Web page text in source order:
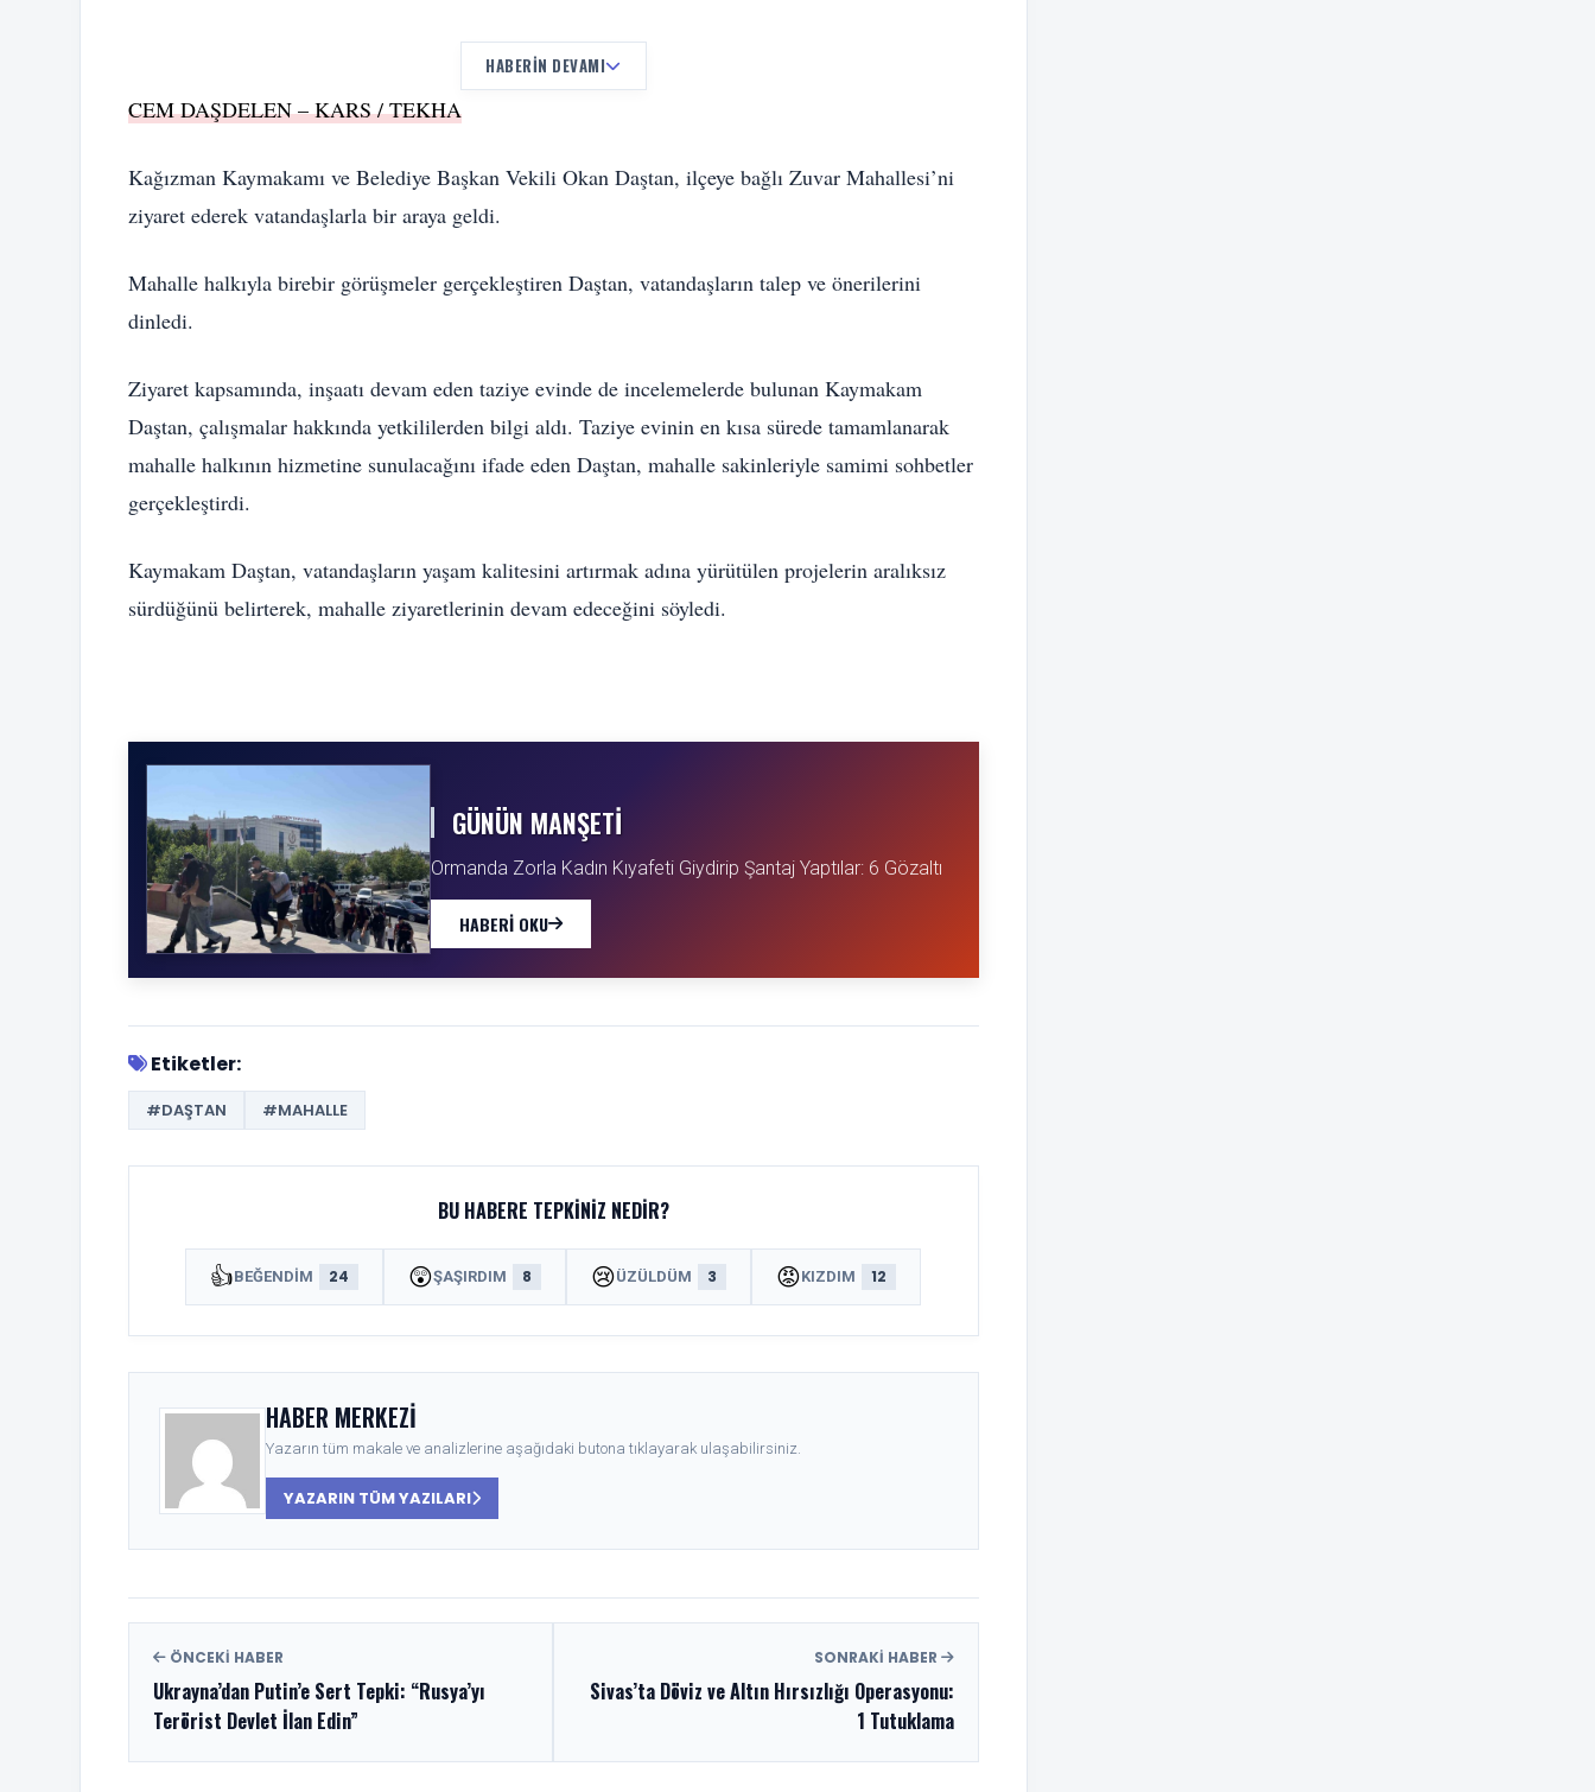
HABERIN DEVAMI
CEM DAŞDELEN – KARS / TEKHA
Kağızman Kaymakamı ve Belediye Başkan Vekili Okan Daştan, ilçeye bağlı Zuvar Mahallesi’ni
ziyaret ederek vatandaşlarla bir araya geldi.
Mahalle halkıyla birebir görüşmeler gerçekleştiren Daştan, vatandaşların talep ve önerilerini
dinledi.
Ziyaret kapsamında, inşaatı devam eden taziye evinde de incelemelerde bulunan Kaymakam
Daştan, çalışmalar hakkında yetkililerden bilgi aldı. Taziye evinin en kısa sürede tamamlanarak
mahalle halkının hizmetine sunulacağını ifade eden Daştan, mahalle sakinleriyle samimi sohbetler
gerçekleştirdi.
Kaymakam Daştan, vatandaşların yaşam kalitesini artırmak adına yürütülen projelerin aralıksız
sürdüğünü belirterek, mahalle ziyaretlerinin devam edeceğini söyledi.
GÜNÜN MANŞETI
Ormanda Zorla Kadın Kıyafeti Giydirip Şantaj Yaptılar: 6 Gözaltı
HABERI OKU
Etiketler:
#DAŞTAN #MAHALLE
BU HABERE TEPKINIZ NEDIR?
👍BEĞENDIM 24 😲ŞAŞIRDIM 8 😢ÜZÜLDÜM 3 😡KIZDIM 12
HABER MERKEZI
Yazarın tüm makale ve analizlerine aşağıdaki butona tıklayarak ulaşabilirsiniz.
YAZARIN TÜM YAZILARI
ÖNCEKI HABER
Ukrayna’dan Putin’e Sert Tepki: “Rusya’yı
Terörist Devlet İlan Edin”
SONRAKI HABER
Sivas’ta Döviz ve Altın Hırsızlığı Operasyonu:
1 Tutuklama